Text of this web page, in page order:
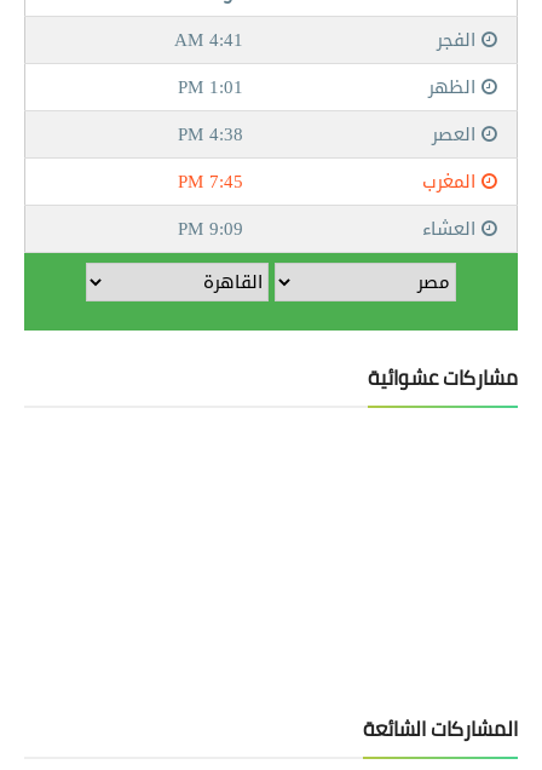
مشاركات عشوائية
المشاركات الشائعة